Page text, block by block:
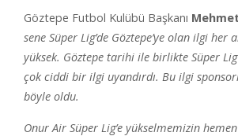
Göztepe Futbol Kulübü Başkanı
sene Süper Lig’de Göztepe’ye olan ilgi her
yüksek. Göztepe tarihi ile birlikte Süper
çok ciddi bir ilgi uyandırdı. Bu ilgi
böyle oldu.
Onur Air Süper Lig’e yükselmemizin